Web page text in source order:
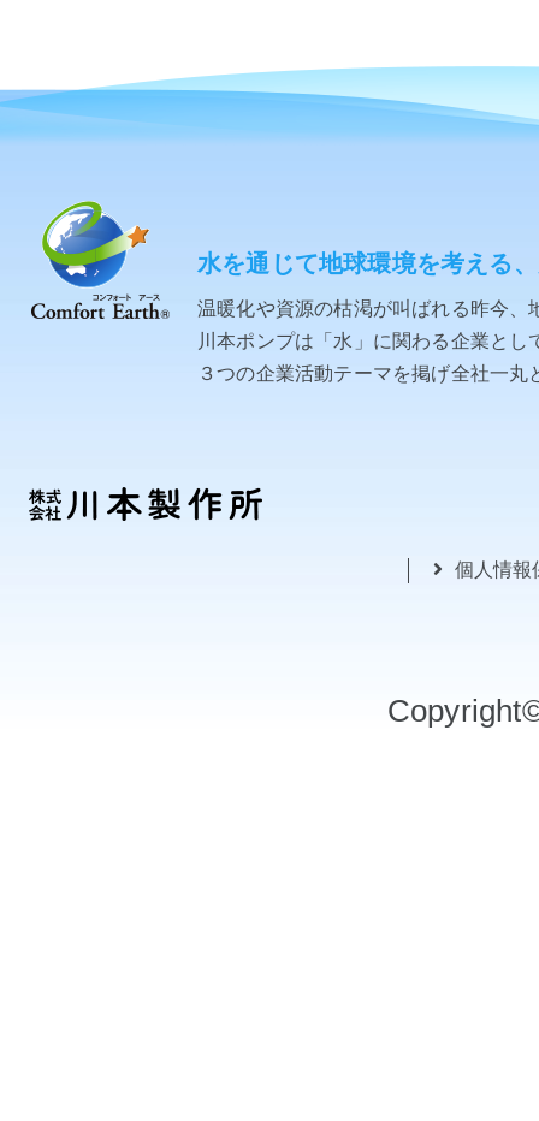
水を通じて地球環境を考える
温暖化や資源の枯渇が叫ばれる昨今
川本ポンプは「水」に関わる企業と
３つの企業活動テーマを掲げ全社一
個人情報